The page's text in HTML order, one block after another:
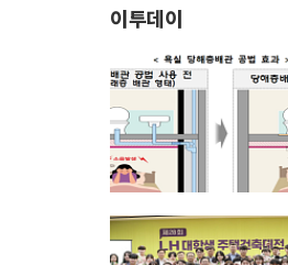
이투데이